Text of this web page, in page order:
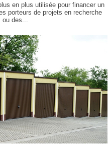
en plus utilisée pour financer un
porteurs de projets en recherche
ou des...